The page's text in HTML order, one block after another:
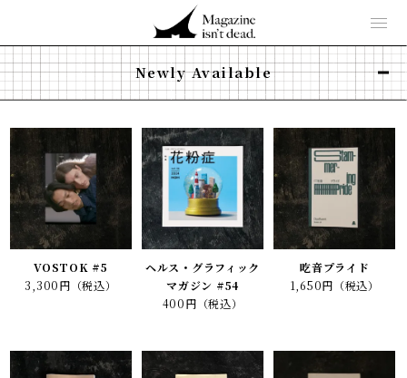
Newly Available
VOSTOK #5
3,300円（税込）
ヘルス・グラフィック
マガジン #54
400円（税込）
吃音プライド
1,650円（税込）